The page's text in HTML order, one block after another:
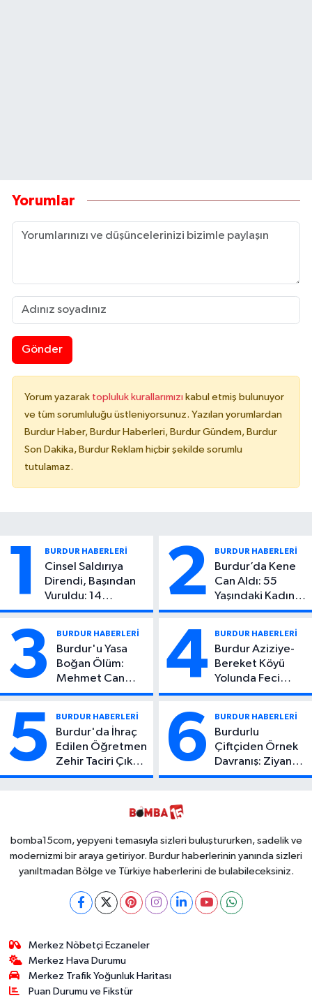
Yorumlar
Gönder
Yorum yazarak topluluk kurallarımızı kabul etmiş bulunuyor
ve tüm sorumluluğu üstleniyorsunuz. Yazılan yorumlardan
Burdur Haber, Burdur Haberleri, Burdur Gündem, Burdur
Son Dakika, Burdur Reklam hiçbir şekilde sorumlu
tutulamaz.
1 BURDUR HABERLERİ
Cinsel Saldırıya
Direndi, Başından
Vuruldu: 14
Yaşındaki Çocuktan
2 BURDUR HABERLERİ
Burdur’da Kene
Can Aldı: 55
Yaşındaki Kadın
Hayatını Kaybetti
3 BURDUR HABERLERİ
Burdur'u Yasa
Boğan Ölüm:
Mehmet Can
Atıcı Genç Yaşta
4 BURDUR HABERLERİ
Burdur Aziziye-
Bereket Köyü
Yolunda Feci
Kaza: 1 Ölü, 2
5 BURDUR HABERLERİ
Burdur'da İhraç
Edilen Öğretmen
Zehir Taciri Çıktı:
Binlerce
6 BURDUR HABERLERİ
Burdurlu
Çiftçiden Örnek
Davranış: Ziyan
Olmasın Diye
Toplayabilecek
bomba15com, yepyeni temasıyla sizleri buluştururken, sadelik ve
modernizmi bir araya getiriyor. Burdur haberlerinin yanında sizleri
yanıltmadan Bölge ve Türkiye haberlerini de bulabileceksiniz.
Merkez Nöbetçi Eczaneler
Merkez Hava Durumu
Merkez Trafik Yoğunluk Haritası
Puan Durumu ve Fikstür